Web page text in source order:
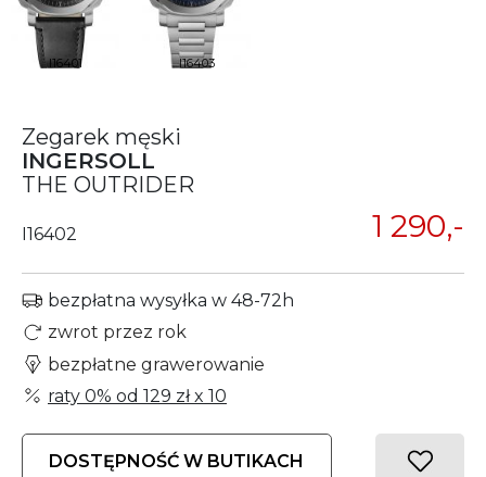
I16401 I16403
Zegarek męski
INGERSOLL
THE OUTRIDER
I16402 1 290,-
bezpłatna wysyłka w 48-72h
zwrot przez rok
bezpłatne grawerowanie
raty 0% od 129 złx 10
DOSTĘPNOŚĆ W BUTIKACH